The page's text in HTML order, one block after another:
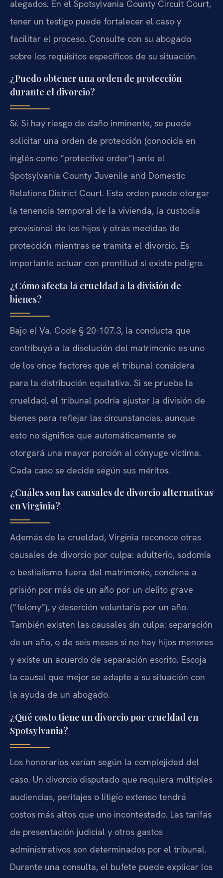
alegados. En el Spotsylvania County Circuit Court,
tener un testigo puede fortalecer el caso y
facilitar el proceso. Consulte con su abogado
sobre los requisitos específicos de su situación.
¿Puedo obtener una orden de protección
durante el divorcio?
Sí. Si hay riesgo de daño inminente, se puede
solicitar una orden de protección (conocida en
inglés como “protective order”) ante el
Spotsylvania County Juvenile and Domestic
Relations District Court. Esta orden puede otorgar
la tenencia temporal de la vivienda, la custodia
provisional de los hijos y otras medidas de
protección mientras se tramita el divorcio. Es
importante actuar con prontitud si existe peligro.
¿Cómo afecta la crueldad a la división de
bienes?
Bajo el Va. Code § 20-107.3, la conducta que
contribuyó a la disolución del matrimonio es uno
de los once factores que el tribunal considera
para la distribución equitativa. Si se prueba la
crueldad, el tribunal podría ajustar la división de
bienes para reflejar las circunstancias, aunque
esto no significa que automáticamente se
otorgará una mayor porción al cónyuge víctima.
Cada caso se decide según sus méritos.
¿Cuáles son las causales de divorcio alternativas
en Virginia?
Además de la crueldad, Virginia reconoce otras
causales de divorcio por culpa: adulterio, sodomía
o bestialismo fuera del matrimonio, condena a
prisión por más de un año por un delito grave
(“felony”), y deserción voluntaria por un año.
También existen las causales sin culpa: separación
de un año, o de seis meses si no hay hijos menores
y existe un acuerdo de separación escrito. Escoja
la causal que mejor se adapte a su situación con
la ayuda de un abogado.
¿Qué costo tiene un divorcio por crueldad en
Spotsylvania?
Los honorarios varían según la complejidad del
caso. Un divorcio disputado que requiera múltiples
audiencias, peritajes o litigio extenso tendrá
costos más altos que uno incontestado. Las tarifas
de presentación judicial y otros gastos
administrativos son determinados por el tribunal.
Durante una consulta, el bufete puede explicar los